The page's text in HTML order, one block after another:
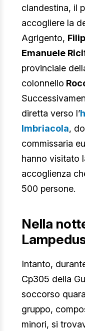
clandestina, il
accogliere la
Agrigento,
Emanuele
provinciale
colonnello
diretta verso l’
Imbriacola,
commissaria
hanno visitato
accoglienza
500 persone.
Nella
Intanto,
Cp305 della
soccorso
gruppo,
minori, si